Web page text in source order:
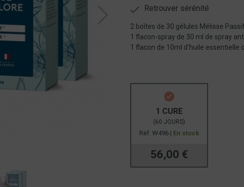
Retrouver sérénité
2 boîtes de 30 gélules Mélisse
1 flacon-spray de 30 ml de spray
1 flacon de 10ml d'huile essentielle
1 CURE
(60 JOURS)
Réf. W496 | En stock
56,00 €